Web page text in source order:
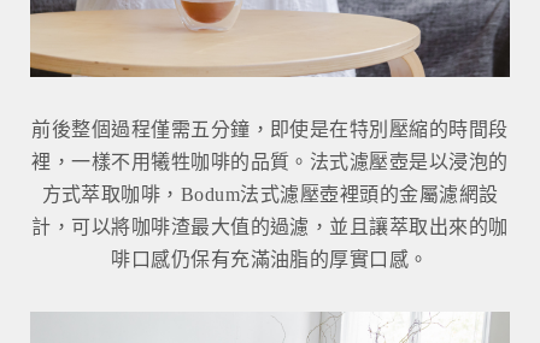
前後整個過程僅需五分鐘，即使是在特別壓縮的時間段
裡，一樣不用犧牲咖啡的品質。法式濾壓壺是以浸泡的
方式萃取咖啡，Bodum法式濾壓壺裡頭的金屬濾網設
計，可以將咖啡渣最大值的過濾，並且讓萃取出來的咖
啡口感仍保有充滿油脂的厚實口感。